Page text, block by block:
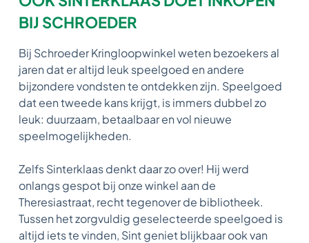
BIJ SCHROEDER
Bij Schroeder Kringloopwinkel weten bezoekers al
jaren dat er altijd leuk speelgoed en andere
bijzondere vondsten te ontdekken zijn. Speelgoed
dat een tweede kans krijgt, is immers dubbel zo
leuk: duurzaam, betaalbaar en vol nieuwe
speelmogelijkheden.
Zelfs Sinterklaas denkt daar zo over! Hij werd
onlangs gespot bij onze winkel aan de
Theresiastraat, recht tegenover de bibliotheek.
Tussen het zorgvuldig geselecteerde speelgoed is
altijd iets te vinden, Sint geniet blijkbaar ook van